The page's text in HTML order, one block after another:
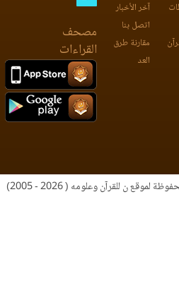
آخر الأخبار
اتصل بنا
مقارنة طرق
العد
مصحف
القراءات
لموقع ن للقرآن وعلومه ( 2026 - 2005)